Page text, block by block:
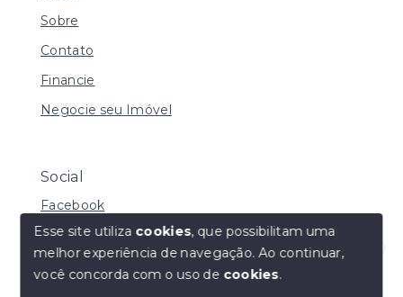
Olá! Estamos disponíveis para te ajudar.
Sobre
Contato
Financie
Negocie seu Imóvel
Social
Facebook
© Copyright 2026 - Daniela de Carvalho Caffer - Todos
Esse site utiliza cookies, que possibilitam uma
melhor experiência de navegação.Ao continuar,
você concorda com o uso de cookies.